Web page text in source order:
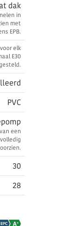
dak
in
met
EPB.
elk
E30
PVC
een
30
28